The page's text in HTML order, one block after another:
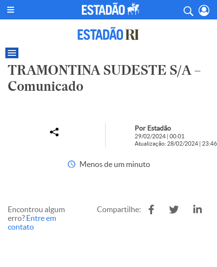
TRAMONTINA SUDESTE S/A –
Comunicado
Por Estadão
29/02/2024 | 00:01
Atualização: 28/02/2024 | 23:46
Menos de um minuto
Encontrou algum
erro? Entre em
contato
Compartilhe: